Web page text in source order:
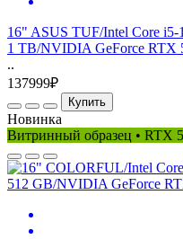
16" ASUS TUF/Intel Core
1 TB/NVIDIA GeForce RTX
..
137999₽
Купить
Новинка
Витринный образец • RTX